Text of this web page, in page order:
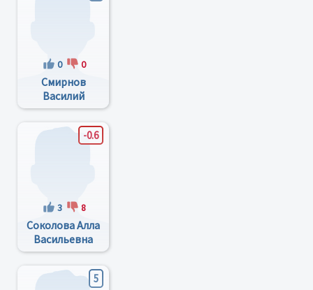
0 0
Смирнов
Василий
Петрович
-0.6
3 8
Соколова Алла
Васильевна
5